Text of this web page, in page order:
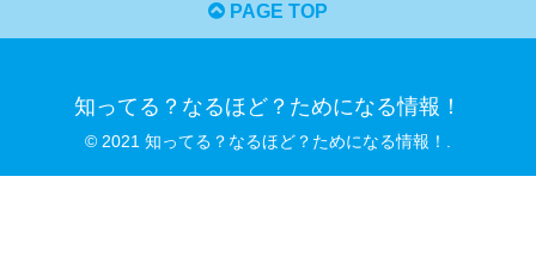
PAGE TOP
知ってる？なるほど？ためになる情報！
© 2021 知ってる？なるほど？ためになる情報！.